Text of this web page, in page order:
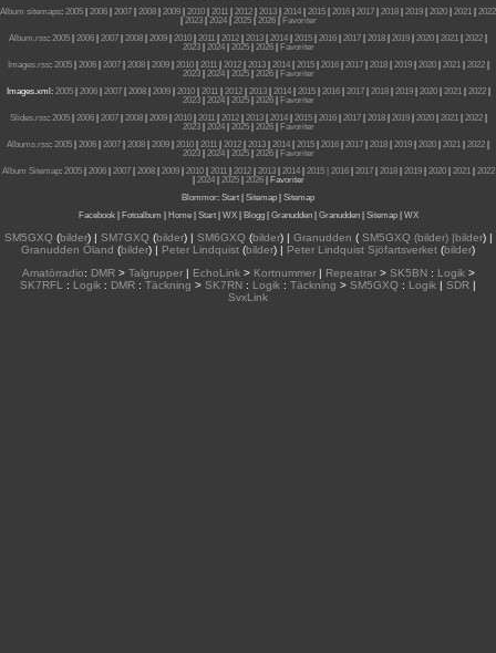
Album sitemaps: 2005 2006 2007 2008 2009 2010 2011 2012 2013 2014 2015 2016 2017 2018 2019 2020 2021
2022
2023| 2024| 2025| 2026|
Favoriter
Album.rss: 2005 2006 2007 2008 2009 2010 2011 2012 2013 2014 2015 2016 2017 2018 2019 2020 2021 2022
2023| 2024| 2025| 2026|
Favoriter
Images.rss: 2005| 2006| 2007| 2008| 2009| 2010| 2011| 2012| 2013| 2014| 2015| 2016| 2017| 2018| 2019| 2020| 2021| 2022|
2023| 2024| 2025| 2026|
Favoriter
Images.xml: 2005| 2006| 2007| 2008| 2009| 2010| 2011| 2012| 2013| 2014| 2015| 2016| 2017| 2018| 2019| 2020| 2021| 2022|
2023| 2024| 2025| 2026|
Favoriter
Slides.rss: 2005| 2006| 2007| 2008| 2009| 2010| 2011| 2012| 2013| 2014| 2015| 2016| 2017| 2018| 2019| 2020| 2021| 2022|
2023| 2024| 2025| 2026|
Favoriter
Albums.rss: 2005 2006 2007 2008 2009 2010 2011 2012 2013 2014 2015 2016 2017 2018 2019 2020 2021 2022
2023| 2024| 2025| 2026|
Favoriter
Album Sitemap: 2005| 2006| 2007| 2008| 2009| 2010| 2011| 2012| 2013| 2014| 2015 | 2016| 2017| 2018| 2019| 2020| 2021| 2022
2024| 2025| 2026|
Favoriter
Blommor: Start Sitemap
Sitemap
Facebook| Fotoalbum Home| Start| WX| Blogg| Granudden| Granudden| Sitemap| WX
SM5GXQ(bilder) | SM7GXQ(bilder) | SM6GXQ(bilder) | Granudden (SM5GXQ (bilder) |bilder) |
Granudden Öland (bilder) | Peter Lindquist (bilder) | Peter Lindquist Sjöfartsverket (bilder)
Amatörradio: DMR> Talgrupper| EchoLink> Kortnummer| Repeatrar> SK5BN: Logik>
SK7RFL
: Logik : DMR : Täckning > SK7RN : Logik : Täckning > SM5GXQ : Logik | SDR |
SvxLink